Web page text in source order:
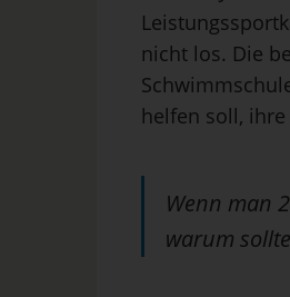
nicht los. Die
helfen soll,
Wenn man
warum